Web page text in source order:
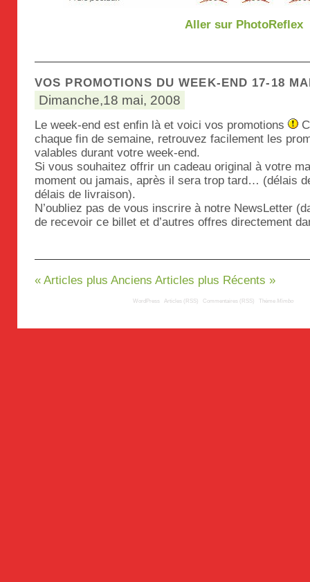
Aller sur PhotoReflex
VOS PROMOTIONS DU WEEK-END 17-18
Dimanche,18 mai, 2008
Le week-end est enfin là et voici vos promotions
chaque fin de semaine, retrouvez facilement les
valables durant votre week-end.
Si vous souhaitez offrir un cadeau original à votre
moment ou jamais, après il sera trop tard… (délais
délais de livraison).
N’oubliez pas de vous inscrire à notre NewsLetter
de recevoir ce billet et d’autres offres directement
« Articles plus Anciens Articles plus Récents »
WordPress Articles (RSS) Commentaires (RSS) Thème Mimbo